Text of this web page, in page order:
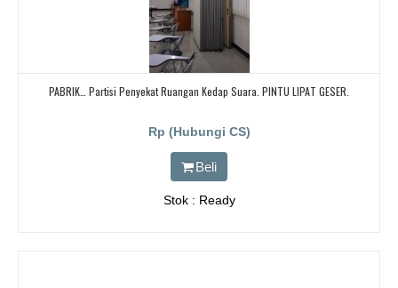
PABRIK… Partisi Penyekat Ruangan Kedap Suara. PINTU LIPAT GESER.
Rp (Hubungi CS)
Beli
Stok : Ready